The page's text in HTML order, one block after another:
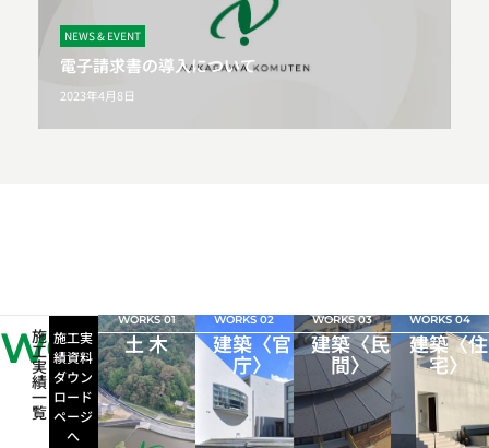
NEWS & EVENT
電子請求書の導入について
2023年4月8日
WORKS
施
工
実
績
一
覧
施工実
績資料
ダウン
ロード
ページ
へ
WORKS 01
土 木
WORKS 02
建築〈官
庁〉
WORKS 03
建築〈民
間〉
WORKS 04
建築〈住
宅〉